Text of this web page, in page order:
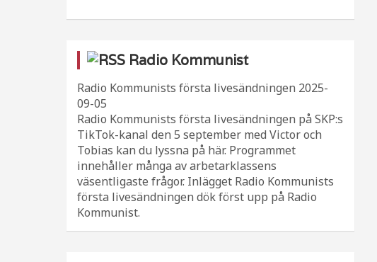
Radio Kommunist
Radio Kommunists första livesändningen 2025-
09-05
Radio Kommunists första livesändningen på SKP:s
TikTok-kanal den 5 september med Victor och
Tobias kan du lyssna på här. Programmet
innehåller många av arbetarklassens
väsentligaste frågor. Inlägget Radio Kommunists
första livesändningen dök först upp på Radio
Kommunist.